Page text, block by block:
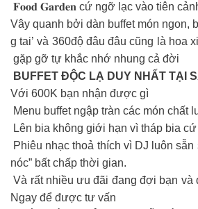
𝐅𝐨𝐨𝐝 𝐆𝐚𝐫𝐝𝐞𝐧 cứ ngỡ lạc vào tiên
Vây quanh bởi dàn buffet món ngon,
g tai’ và 360độ đâu đâu cũng là hoa
gặp gỡ tự khắc nhớ nhung cả đời
BUFFET ĐỘC LẠ DUY NHẤT TẠI
Với 600K bạn nhận được gì
Menu buffet ngập tràn các món chất
Lên bia không giới hạn vì tháp bia
Phiêu nhạc thoả thích vì DJ luôn sẵn
nóc” bất chấp thời gian.
Và rất nhiều ưu đãi đang đợi bạn và
Ngay để được tư vấn